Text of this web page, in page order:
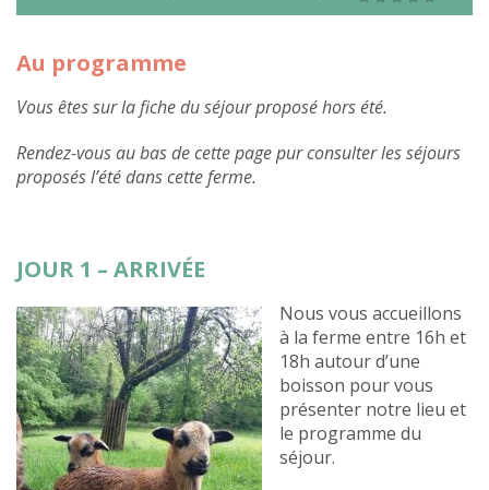
Au programme
Vous êtes sur la fiche du séjour proposé hors été.
Rendez-vous au bas de cette page pur consulter les séjours
proposés l’été dans cette ferme.
JOUR 1 – ARRIVÉE
Nous vous accueillons
à la ferme entre 16h et
18h autour d’une
boisson pour vous
présenter notre lieu et
le programme du
séjour.